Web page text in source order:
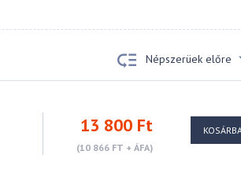
Népszerüek előre
13 800 Ft
(10 866 FT + ÁFA)